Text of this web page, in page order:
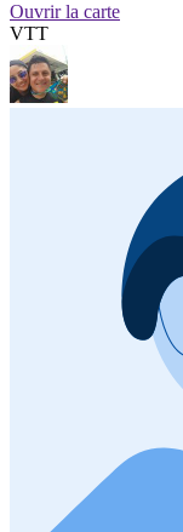
Ouvrir la carte
VTT